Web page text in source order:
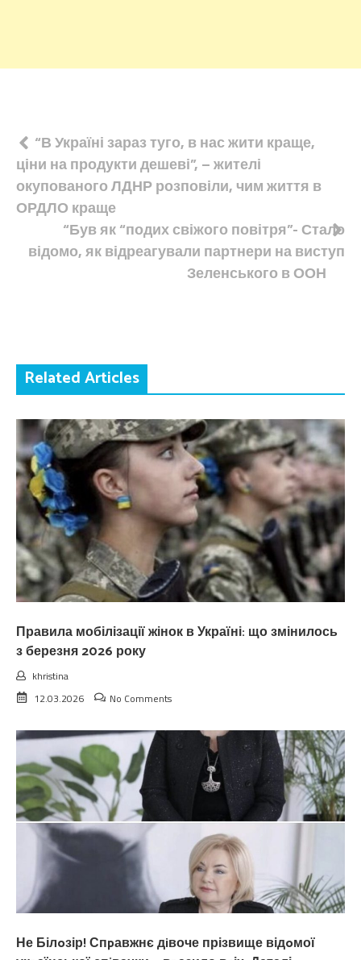
Навігація
записів
“В Україні зараз туго, в нас жити краще,
ціни на продукти дешеві”, – жителі
окупованого ЛДНР розповіли, чим життя в
ОРДЛО краще
“Був як “подих свіжого повітря”- Стало
відомо, як відреагували партнери на виступ
Зеленського в ООН
Related Articles
Правила мобілізації жінок в Україні: що змінилось
з березня 2026 року
khristina
12.03.2026
No Comments
Не Білoзір! Спpавжнє дiвоче прізвище відoмої